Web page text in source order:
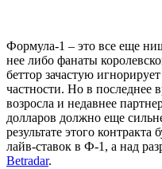
Формула-1 – это все еще
нее либо фанаты
беттор зачастую
частности. Но в последнее
возросла и недавнее
долларов должно еще
результате этого контракта
лайв-ставок в Ф-1, а над
Betradar.